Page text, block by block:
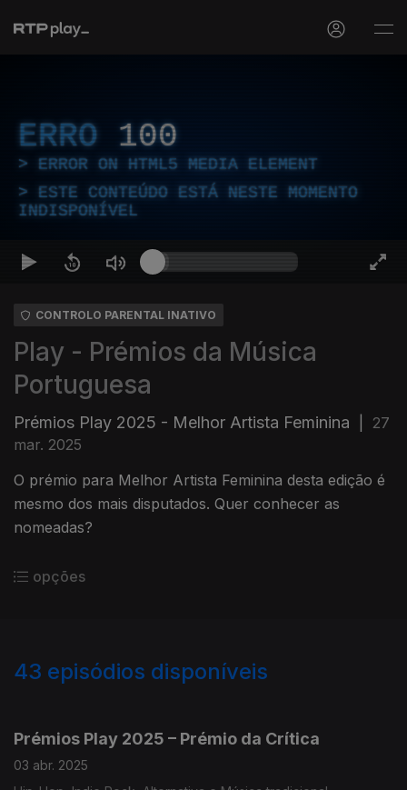
ERRO 100
ERROR ON HTML5 MEDIA ELEMENT
ESTE CONTEÚDO ESTÁ NESTE MOMENTO
INDISPONÍVEL
CONTROLO PARENTAL INATIVO
Play - Prémios da Música
Portuguesa
Prémios Play 2025 - Melhor Artista Feminina
27
mar. 2025
O prémio para Melhor Artista Feminina desta edição é
mesmo dos mais disputados. Quer conhecer as
nomeadas?
opções
43 episódios disponíveis
Prémios Play 2025 – Prémio da Crítica
03 abr. 2025